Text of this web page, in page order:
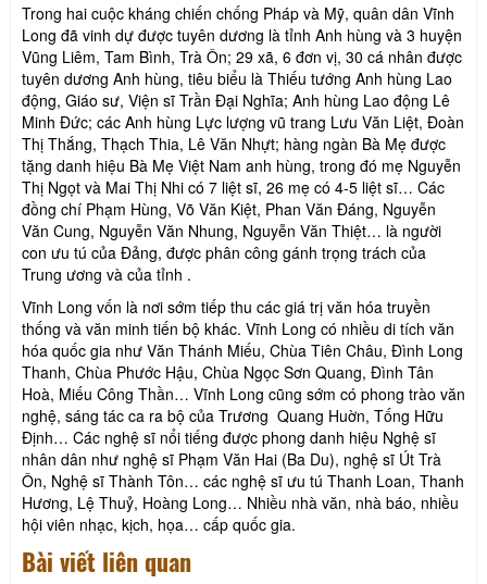
Trong hai cuộc kháng chiến chống Pháp và Mỹ, quân dân Vĩnh
Long đã vinh dự được tuyên dương là tỉnh Anh hùng và 3 huyện
Vũng Liêm, Tam Bình, Trà Ôn; 29 xã, 6 đơn vị, 30 cá nhân được
tuyên dương Anh hùng, tiêu biểu là Thiếu tướng Anh hùng Lao
động, Giáo sư, Viện sĩ Trần Đại Nghĩa; Anh hùng Lao động Lê
Minh Đức; các Anh hùng Lực lượng vũ trang Lưu Văn Liệt, Đoàn
Thị Thắng, Thạch Thia, Lê Văn Nhựt; hàng ngàn Bà Mẹ được
tặng danh hiệu Bà Mẹ Việt Nam anh hùng, trong đó mẹ Nguyễn
Thị Ngọt và Mai Thị Nhi có 7 liệt sĩ, 26 mẹ có 4-5 liệt sĩ… Các
đồng chí Phạm Hùng, Võ Văn Kiệt, Phan Văn Đáng, Nguyễn
Văn Cung, Nguyễn Văn Nhung, Nguyễn Văn Thiệt… là người
con ưu tú của Đảng, được phân công gánh trọng trách của
Trung ương và của tỉnh .
Vĩnh Long vốn là nơi sớm tiếp thu các giá trị văn hóa truyền
thống và văn minh tiến bộ khác. Vĩnh Long có nhiều di tích văn
hóa quốc gia như Văn Thánh Miếu, Chùa Tiên Châu, Đình Long
Thanh, Chùa Phước Hậu, Chùa Ngọc Sơn Quang, Đình Tân
Hoà, Miếu Công Thần… Vĩnh Long cũng sớm có phong trào văn
nghệ, sáng tác ca ra bộ của Trương Quang Huờn, Tống Hữu
Định… Các nghệ sĩ nổi tiếng được phong danh hiệu Nghệ sĩ
nhân dân như nghệ sĩ Phạm Văn Hai (Ba Du), nghệ sĩ Út Trà
Ôn, Nghệ sĩ Thành Tôn… các nghệ sĩ ưu tú Thanh Loan, Thanh
Hương, Lệ Thuỷ, Hoàng Long… Nhiều nhà văn, nhà báo, nhiều
hội viên nhạc, kịch, họa… cấp quốc gia.
Bài viết liên quan